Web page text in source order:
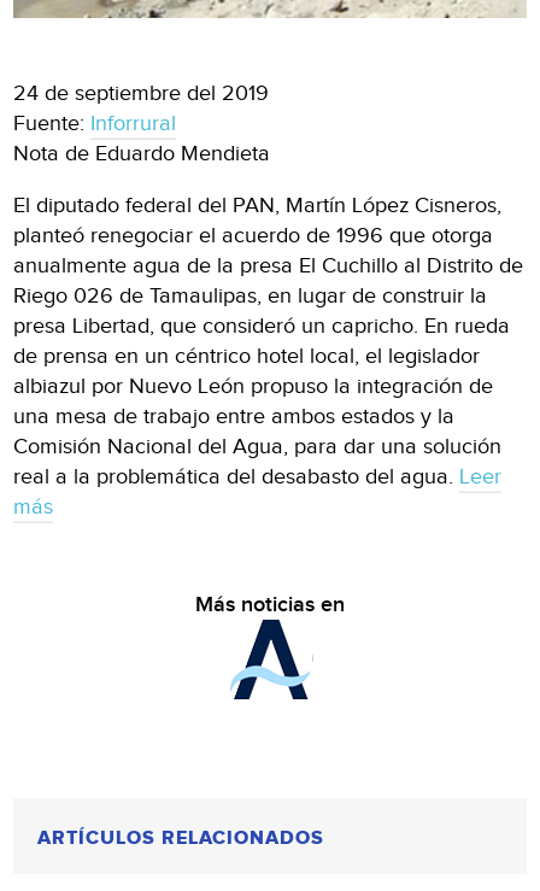
24 de septiembre del 2019
Fuente: Inforrural
Nota de Eduardo Mendieta
El diputado federal del PAN, Martín López Cisneros,
planteó renegociar el acuerdo de 1996 que otorga
anualmente agua de la presa El Cuchillo al Distrito de
Riego 026 de Tamaulipas, en lugar de construir la
presa Libertad, que consideró un capricho. En rueda
de prensa en un céntrico hotel local, el legislador
albiazul por Nuevo León propuso la integración de
una mesa de trabajo entre ambos estados y la
Comisión Nacional del Agua, para dar una solución
real a la problemática del desabasto del agua. Leer
más
Más noticias en
ARTÍCULOS RELACIONADOS